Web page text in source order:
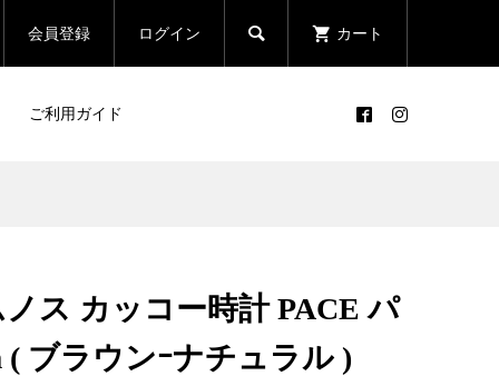
会員登録 ログイン  カート
ご利用ガイド
ス カッコー時計 PACE パ
( ブラウンｰナチュラル )